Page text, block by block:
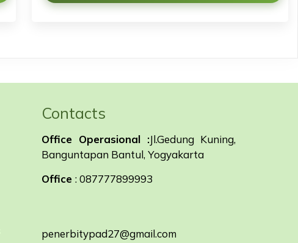
Contacts
Office Operasional :Jl.Gedung Kuning,
Banguntapan Bantul, Yogyakarta
Office: 087777899993
penerbitypad27@gmail.com